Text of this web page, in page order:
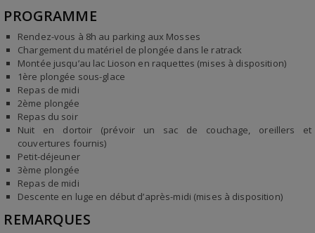
PROGRAMME
Rendez-vous à 8h au parking aux Mosses
Chargement du matériel de plongée dans le ratrack
Montée jusqu’au lac Lioson en raquettes (mises à disposition)
1ère plongée sous-glace
Repas de midi
2ème plongée
Repas du soir
Nuit en dortoir (prévoir un sac de couchage, oreillers et
couvertures fournis)
Petit-déjeuner
3ème plongée
Repas de midi
Descente en luge en début d’après-midi (mises à disposition)
REMARQUES